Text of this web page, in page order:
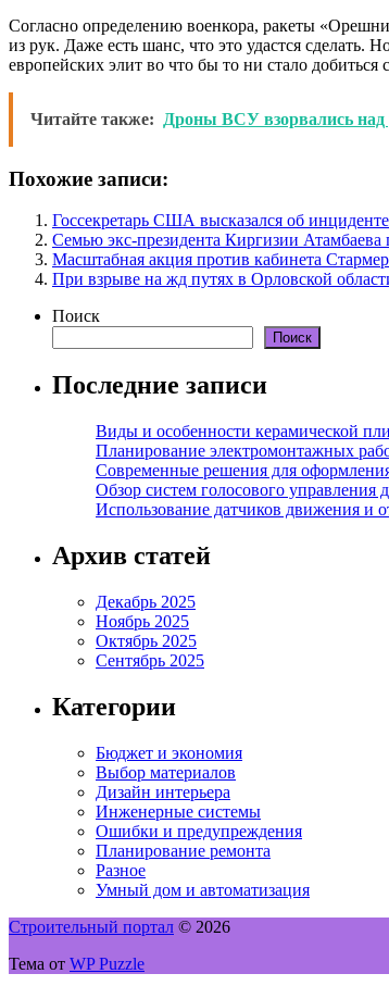
Согласно определению военкора, ракеты
из рук. Даже есть шанс, что это удастся сделать.
европейских элит во что бы то ни стало
Читайте также: Дроны ВСУ взорвались
Похожие записи:
Госсекретарь США высказался об
Семью экс-президента Киргизии
Масштабная акция против кабинета
При взрыве на жд путях в Орловской
Поиск
Поиск
Последние записи
Виды и особенности керамической
Планирование электромонтажных
Современные решения для
Обзор систем голосового управления
Использование датчиков движения и
Архив статей
Декабрь 2025
Ноябрь 2025
Октябрь 2025
Сентябрь 2025
Категории
Бюджет и экономия
Выбор материалов
Дизайн интерьера
Инженерные системы
Ошибки и предупреждения
Планирование ремонта
Разное
Умный дом и автоматизация
Строительный портал © 2026
Тема от WP Puzzle